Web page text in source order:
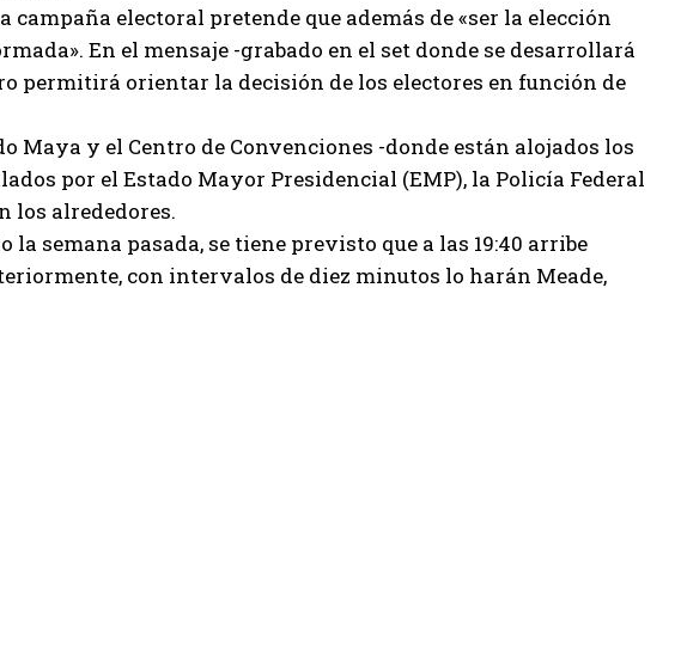
campaña electoral pretende que además de «ser la elección
En el mensaje -grabado en el set donde se desarrollará
permitirá orientar la decisión de los electores en función de
Maya y el Centro de Convenciones -donde están alojados los
por el Estado Mayor Presidencial (EMP), la Policía Federal
los alrededores.
semana pasada, se tiene previsto que a las 19:40 arribe
con intervalos de diez minutos lo harán Meade,